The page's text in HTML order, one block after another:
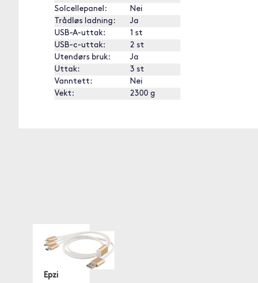
Solcellepanel:
Nei
Trådløs ladning:
Ja
USB-A-uttak:
1 st
USB-c-uttak:
2 st
Utendørs bruk:
Ja
Uttak:
3 st
Vanntett:
Nei
Vekt:
2300 g
Epzi